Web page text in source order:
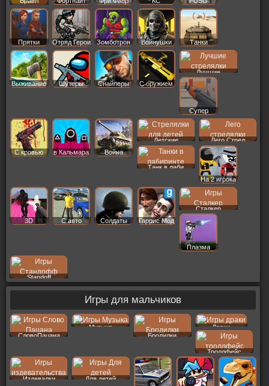
Старс
Прятки Отряд Герои Зомботрон Войнушки Танки
Выживание Шутеры Снайперы С оружием
Лучшие
Супер
С кровью в Кальмара Война
Детские Лего Стрел
Танк в лаби
На 2 игрока
3D С авто Солдаты Гаррис Мод
Сталкер
Плазма
Standoff
Игры для мальчиков
СловоПацана
Музыка
Бродилки
Драки
Троллфейс
Издевалки
Для детей